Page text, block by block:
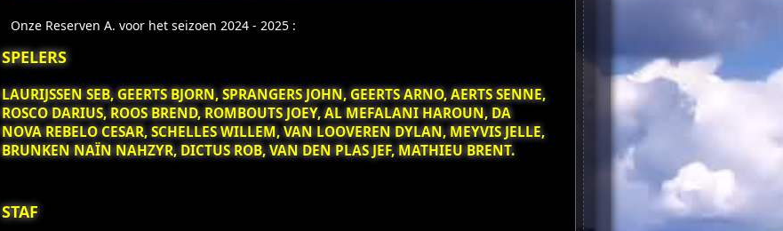
Onze Reserven A. voor het seizoen 2024 - 2025 :
SPELERS
LAURIJSSEN SEB, GEERTS BJORN, SPRANGERS JOHN, GEERTS ARNO, AERTS SENNE,
ROSCO DARIUS, ROOS BREND, ROMBOUTS JOEY, AL MEFALANI HAROUN, DA
NOVA REBELO CESAR, SCHELLES WILLEM, VAN LOOVEREN DYLAN, MEYVIS JELLE,
BRUNKEN NAÏN NAHZYR, DICTUS ROB, VAN DEN PLAS JEF, MATHIEU BRENT.
STAF